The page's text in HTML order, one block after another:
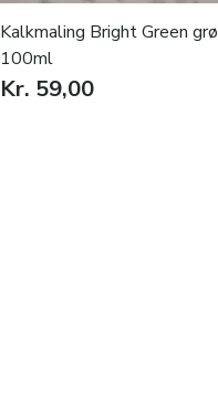
Kalkmaling Bright Green
100ml
Kr. 59,00